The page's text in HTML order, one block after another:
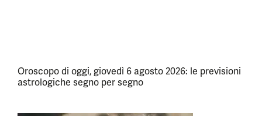
Oroscopo di oggi, giovedì 6 agosto 2026: le previsioni
astrologiche segno per segno